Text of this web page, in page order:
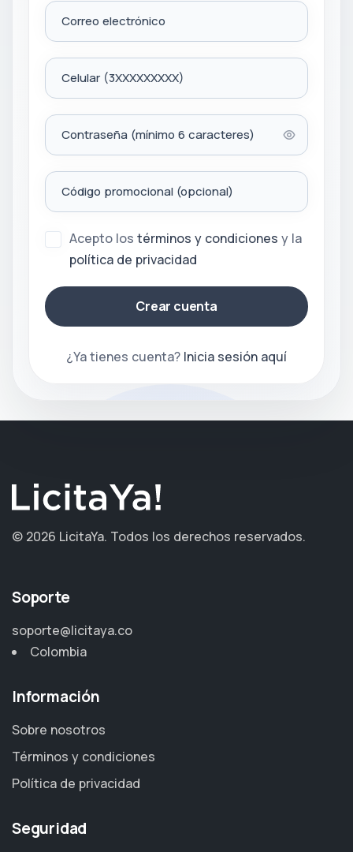
Correo electrónico
Celular (3XXXXXXXXX)
Contraseña (mínimo 6 caracteres)
Código promocional (opcional)
Acepto los términos y condiciones y la
política de privacidad
Crear cuenta
¿Ya tienes cuenta? Inicia sesión aquí
© 2026 LicitaYa. Todos los derechos reservados.
Soporte
soporte@licitaya.co
Colombia
Información
Sobre nosotros
Términos y condiciones
Política de privacidad
Seguridad